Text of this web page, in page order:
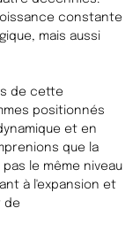
constante
mais aussi
de cette
positionnés
et en
que la
le même niveau
à l'expansion et
de